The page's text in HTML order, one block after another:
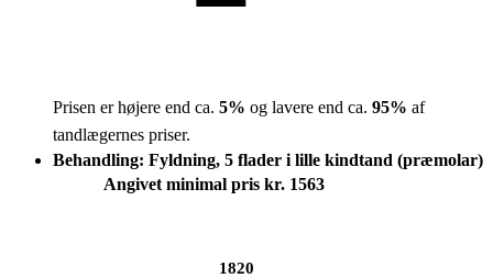
Prisen er højere end ca. 5% og lavere end ca. 95% af
tandlægernes priser.
Behandling: Fyldning, 5 flader i lille kindtand (præmolar)
Angivet minimal pris kr. 1563
1820